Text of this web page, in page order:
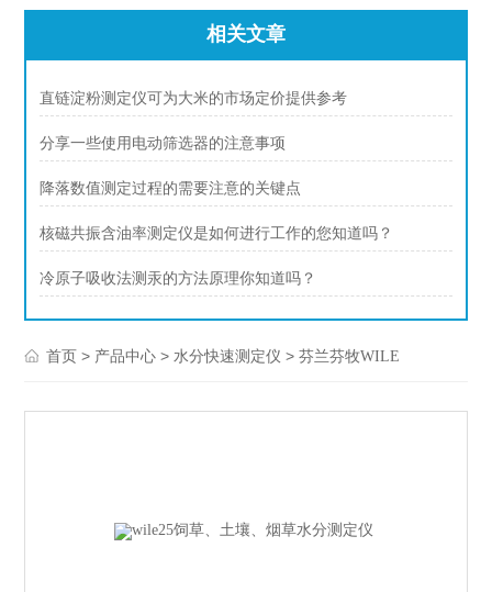
相关文章
直链淀粉测定仪可为大米的市场定价提供参考
分享一些使用电动筛选器的注意事项
降落数值测定过程的需要注意的关键点
核磁共振含油率测定仪是如何进行工作的您知道吗？
冷原子吸收法测汞的方法原理你知道吗？
首页 > 产品中心 > 水分快速测定仪 >芬兰芬牧WILE